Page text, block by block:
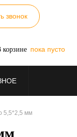
звонок
корзине пока пусто
5,5*2,5 мм